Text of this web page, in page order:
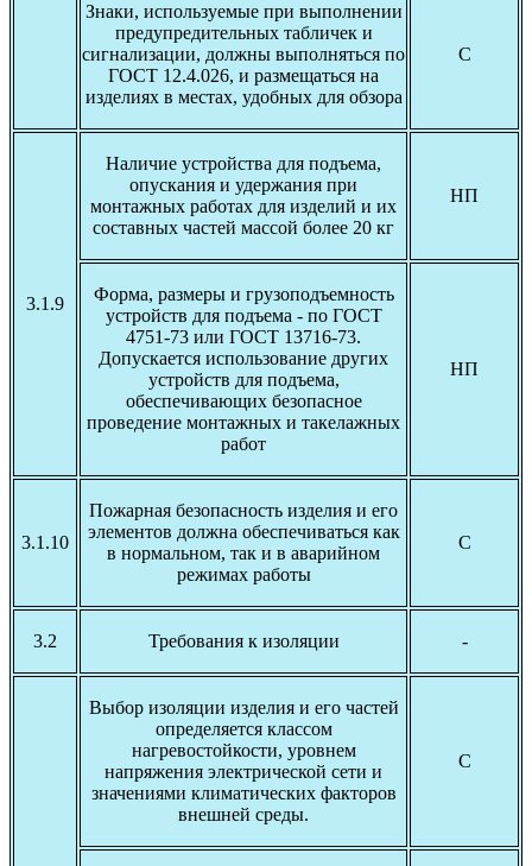
Знаки, используемые при выполнении
предупредительных табличек и
сигнализации, должны выполняться по
ГОСТ 12.4.026, и размещаться на
изделиях в местах, удобных для обзора
С
3.1.9
Наличие устройства для подъема,
опускания и удержания при
монтажных работах для изделий и их
составных частей массой более 20 кг
НП
Форма, размеры и грузоподъемность
устройств для подъема - по ГОСТ
4751-73 или ГОСТ 13716-73.
Допускается использование других
устройств для подъема,
обеспечивающих безопасное
проведение монтажных и такелажных
работ
НП
3.1.10
Пожарная безопасность изделия и его
элементов должна обеспечиваться как
в нормальном, так и в аварийном
режимах работы
С
3.2 Требования к изоляции -
Выбор изоляции изделия и его частей
определяется классом
нагревостойкости, уровнем
напряжения электрической сети и
значениями климатических факторов
внешней среды.
С